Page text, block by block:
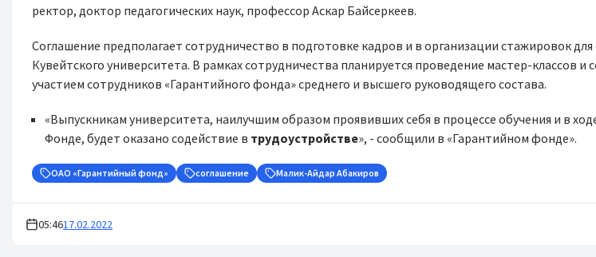
ректор, доктор педагогических наук, профессор Аскар Байсеркеев.
Соглашение предполагает сотрудничество в подготовке кадров и в организации стажировок
Кувейтского университета. В рамках сотрудничества планируется проведение мастер-классов и
участием сотрудников «Гарантийного фонда» среднего и высшего руководящего состава.
«Выпускникам университета, наилучшим образом проявивших себя в процессе обучения и в
Фонде, будет оказано содействие в трудоустройстве», - сообщили в «Гарантийном фонде».
ОАО «Гарантийный фонд» соглашение Малик-Айдар Абакиров
05:4617.02.2022